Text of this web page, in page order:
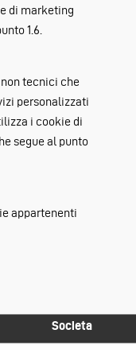
di marketing
1.6.
tecnici che
personalizzati
i cookie di
segue al punto
appartenenti
Societa